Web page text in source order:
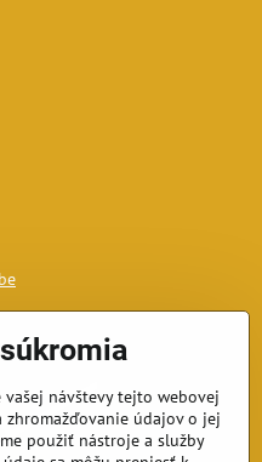
návštevy tejto webovej
údajov o jej
použiť nástroje a služby